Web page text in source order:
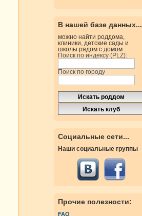
В нашей базе данных...
можно найти роддома,
клиники, детские сады и
школы рядом с домом
Поиск по индексу (PLZ):
Поиск по городу
Социальные сети...
Наши социальные группы
Прочие полезности:
FAQ